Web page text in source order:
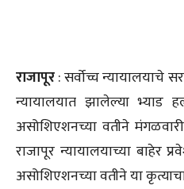
राजापूर: सर्वोच्च न्यायालयाचे
न्यायालयात झालेल्या भ्याड
असोशिएशनच्या वतीने
राजापूर न्यायालयाच्या बाहेर
असोशिएशनच्या वतीने या